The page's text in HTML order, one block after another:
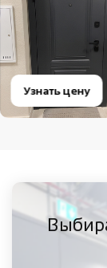
Узнать цену